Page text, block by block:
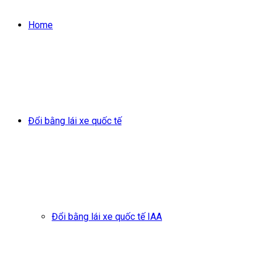
Home
Đổi bằng lái xe quốc tế
Đổi bằng lái xe quốc tế IAA